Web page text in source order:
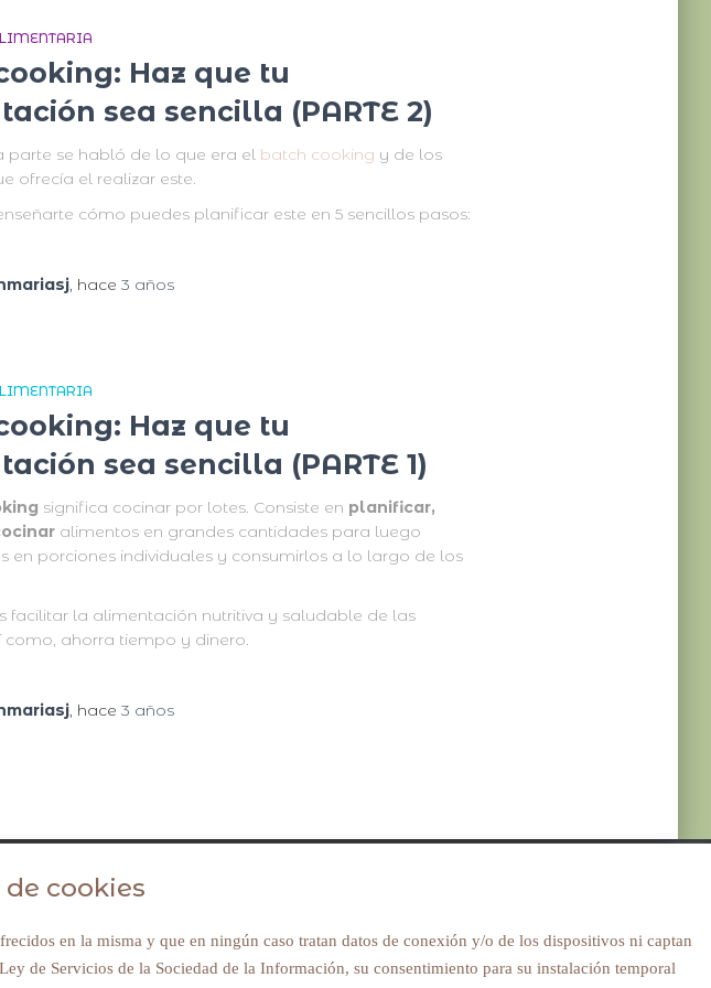
Haz que tu
sea sencilla (PARTE 2)
parte se habló de lo que era el batch cooking y de los
ofrecía el realizar este.
cómo puedes planificar este en 5 sencillos pasos:
, hace 3 años
Haz que tu
sea sencilla (PARTE 1)
significa cocinar por lotes. Consiste en planificar,
alimentos en grandes cantidades para luego
en porciones individuales y consumirlos a lo largo de los
facilitar la alimentación nutritiva y saludable de las
como, ahorra tiempo y dinero.
, hace 3 años
privacidadcookies
en la misma y que en ningún caso tratan datos de conexión y/o de los dispositivos ni captan
de Servicios de la Sociedad de la Información, su consentimiento para su instalación temporal